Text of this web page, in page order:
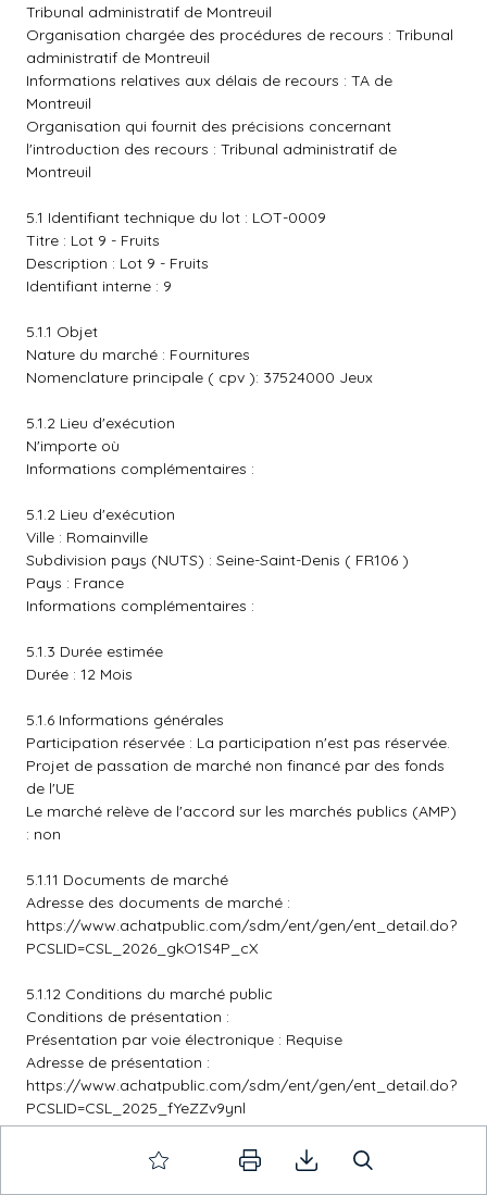
Tribunal administratif de Montreuil
Organisation chargée des procédures de recours : Tribunal
administratif de Montreuil
Informations relatives aux délais de recours : TA de
Montreuil
Organisation qui fournit des précisions concernant
l'introduction des recours : Tribunal administratif de
Montreuil
5.1 Identifiant technique du lot : LOT-0009
Titre : Lot 9 - Fruits
Description : Lot 9 - Fruits
Identifiant interne : 9
5.1.1 Objet
Nature du marché : Fournitures
Nomenclature principale ( cpv ): 37524000 Jeux
5.1.2 Lieu d'exécution
N'importe où
Informations complémentaires :
5.1.2 Lieu d'exécution
Ville : Romainville
Subdivision pays (NUTS) : Seine-Saint-Denis ( FR106 )
Pays : France
Informations complémentaires :
5.1.3 Durée estimée
Durée : 12 Mois
5.1.6 Informations générales
Participation réservée : La participation n'est pas réservée.
Projet de passation de marché non financé par des fonds
de l'UE
Le marché relève de l'accord sur les marchés publics (AMP)
: non
5.1.11 Documents de marché
Adresse des documents de marché :
https://www.achatpublic.com/sdm/ent/gen/ent_detail.do?
PCSLID=CSL_2026_gkO1S4P_cX
5.1.12 Conditions du marché public
Conditions de présentation :
Présentation par voie électronique : Requise
Adresse de présentation :
https://www.achatpublic.com/sdm/ent/gen/ent_detail.do?
PCSLID=CSL_2025_fYeZZv9ynl
Langues dans lesquelles les offres ou demandes de
participation peuvent être présentées : français
Catalogue électronique : Non autorisée